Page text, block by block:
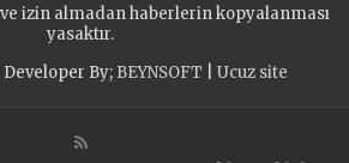
izin almadan haberlerin kopyalanması
yasaktır.
By; BEYNSOFT Ucuz site